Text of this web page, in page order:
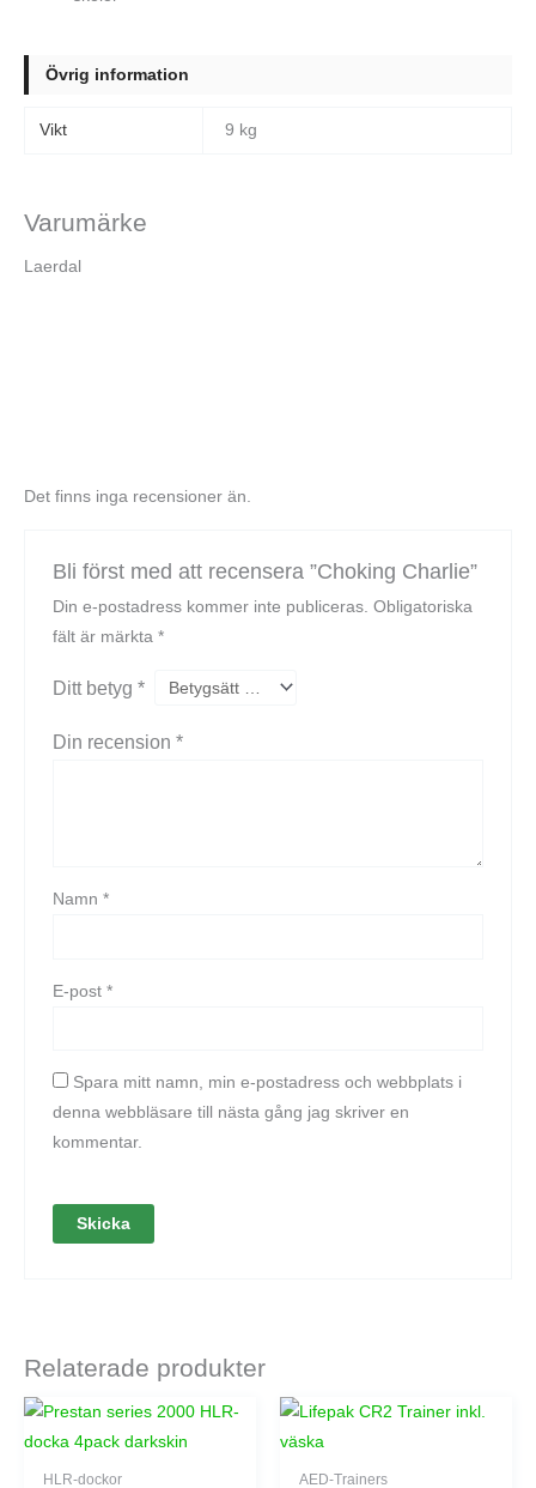
Övrig information
Vikt 9 kg
Varumärke
Laerdal
Det finns inga recensioner än.
Bli först med att recensera ”Choking Charlie”
Din e-postadress kommer inte publiceras. Obligatoriska
fält är märkta *
Ditt betyg *
Din recension *
Namn *
E-post *
Spara mitt namn, min e-postadress och webbplats i
denna webbläsare till nästa gång jag skriver en
kommentar.
Relaterade produkter
HLR-dockor AED-Trainers